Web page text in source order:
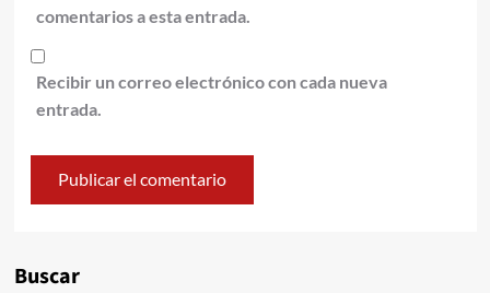
comentarios a esta entrada.
Recibir un correo electrónico con cada nueva
entrada.
Buscar